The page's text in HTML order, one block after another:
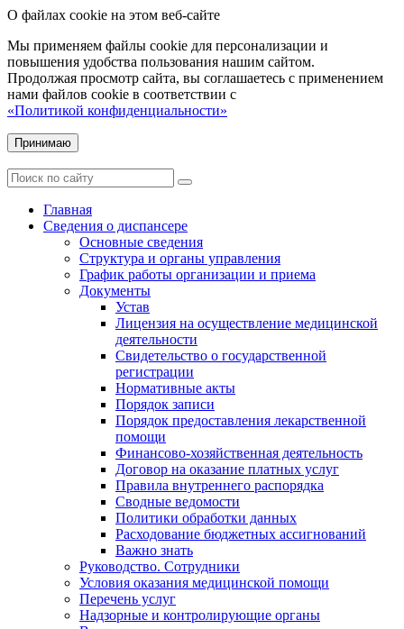
О файлах cookie на этом веб-сайте
Мы применяем файлы cookie для персонализации и
повышения удобства пользования нашим сайтом.
Продолжая просмотр сайта, вы соглашаетесь с применением
нами файлов cookie в соответствии с
«Политикой конфиденциальности»
Принимаю
Главная
Сведения о диспансере
Основные сведения
Структура и органы управления
График работы организации и приема
Документы
Устав
Лицензия на осуществление медицинской
деятельности
Свидетельство о государственной
регистрации
Нормативные акты
Порядок записи
Порядок предоставления лекарственной
помощи
Финансово-хозяйственная деятельность
Договор на оказание платных услуг
Правила внутреннего распорядка
Сводные ведомости
Политики обработки данных
Расходование бюджетных ассигнований
Важно знать
Руководство. Сотрудники
Условия оказания медицинской помощи
Перечень услуг
Надзорные и контролирующие органы